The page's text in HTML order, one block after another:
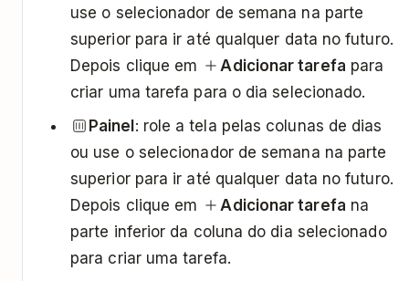
use o selecionador de semana na parte
superior para ir até qualquer data no futuro.
Depois clique em
Adicionar tarefa para
criar uma tarefa para o dia selecionado.
Painel: role a tela pelas colunas de dias
ou use o selecionador de semana na parte
superior para ir até qualquer data no futuro.
Depois clique em
Adicionar tarefa na
parte inferior da coluna do dia selecionado
para criar uma tarefa.